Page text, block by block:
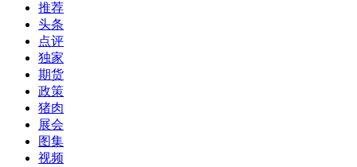
推荐
头条
点评
独家
期货
政策
猪肉
展会
图集
视频